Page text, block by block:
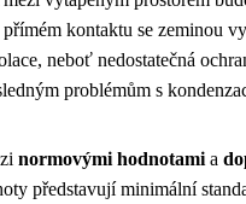
kontaktu se zeminou
neboť nedostatečná
problémům s
normovými hodnotami a
představují minimální